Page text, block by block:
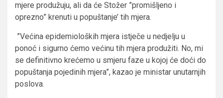
mjere produžuju, ali da će Stožer ”promišljeno i
oprezno” krenuti u popuštanje’ tih mjera.
”Većina epidemioloških mjera istječe u nedjelju u
ponoć i sigurno ćemo većinu tih mjera produžiti. No, mi
se definitivno krećemo u smjeru faze u kojoj će doći do
popuštanja pojedinih mjera”, kazao je ministar unutarnjih
poslova.